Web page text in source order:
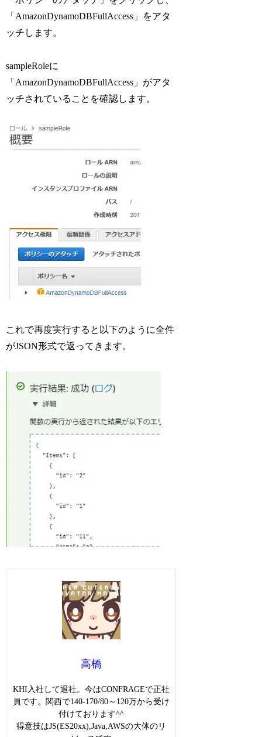
「AmazonDynamoDBFullAccess」をアタ
ッチします。
sampleRoleに
「AmazonDynamoDBFullAccess」がアタ
ッチされていることを確認します。
これで再度実行すると以下のように全件
がJSON形式で返ってきます。
高橋
KHI入社して退社。今はCONFRAGEで正社
員です。関西で140-170/80～120万から受け
付けております^^
得意技はJS(ES20xx),Java,AWSの大体のリ